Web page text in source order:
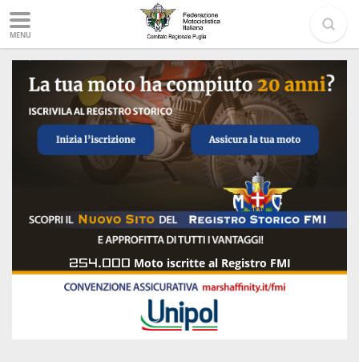
MENU
254.000 Moto iscritte al Registro FMI